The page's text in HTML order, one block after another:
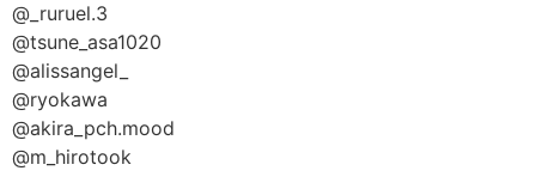
@_ruruel.3
@tsune_asa1020
@alissangel_
@ryokawa
@akira_pch.mood
@m_hirotook